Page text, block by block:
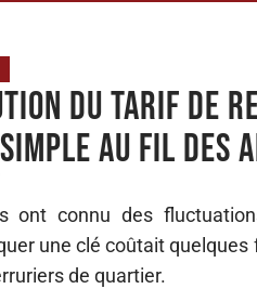
du tarif de
au fil des
ont connu des
une clé coûtait
de quartier.